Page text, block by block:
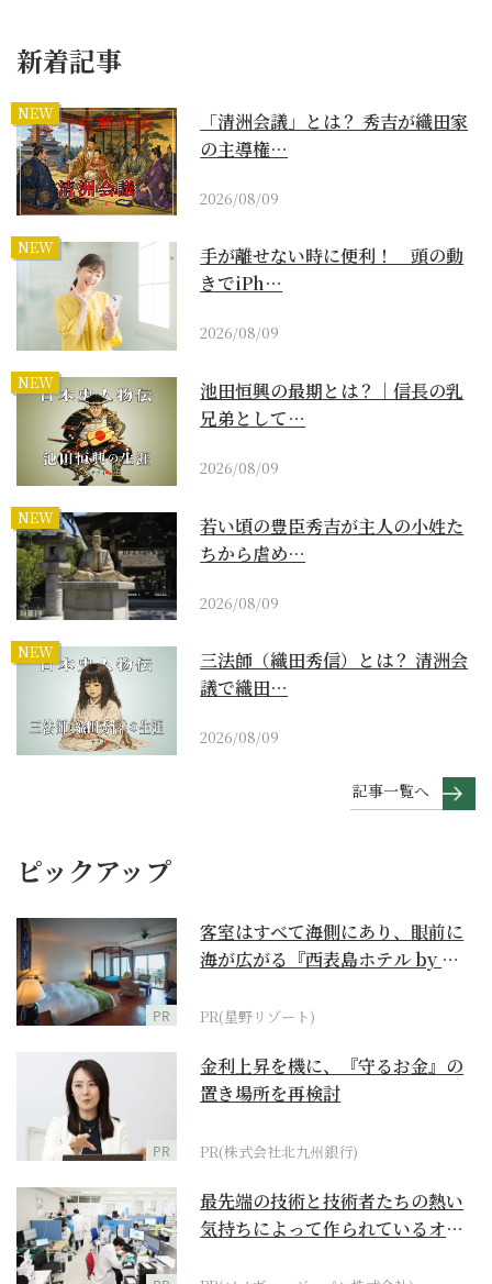
新着記事
NEW
「清洲会議」とは？ 秀吉が織田家
の主導権…
2026/08/09
NEW
手が離せない時に便利！ 頭の動
きでiPh…
2026/08/09
NEW
池田恒興の最期とは？｜信長の乳
兄弟として…
2026/08/09
NEW
若い頃の豊臣秀吉が主人の小姓た
ちから虐め…
2026/08/09
NEW
三法師（織田秀信）とは？ 清洲会
議で織田…
2026/08/09
記事一覧へ
ピックアップ
PR
客室はすべて海側にあり、眼前に
海が広がる『西表島ホテル by 星
PR(星野リゾート)
PR
金利上昇を機に、『守るお金』の
置き場所を再検討
PR(株式会社北九州銀行)
最先端の技術と技術者たちの熱い
気持ちによって作られているオー